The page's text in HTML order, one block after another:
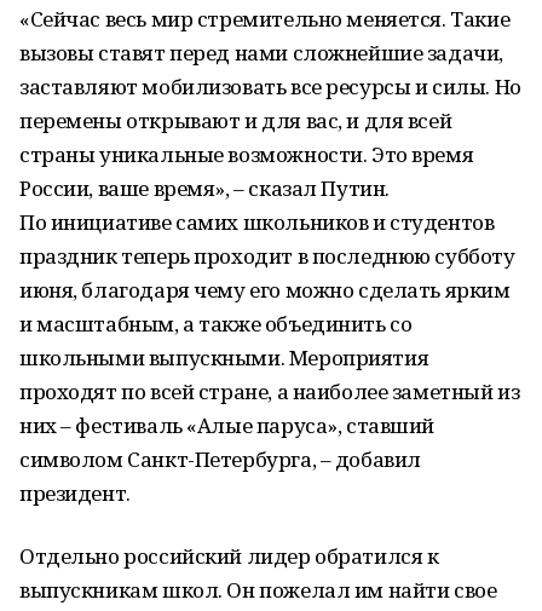
«Сейчас весь мир стремительно меняется. Такие
вызовы ставят перед нами сложнейшие задачи,
заставляют мобилизовать все ресурсы и силы. Но
перемены открывают и для вас, и для всей
страны уникальные возможности. Это время
России, ваше время», – сказал Путин.
По инициативе самих школьников и студентов
праздник теперь проходит в последнюю субботу
июня, благодаря чему его можно сделать ярким
и масштабным, а также объединить со
школьными выпускными. Мероприятия
проходят по всей стране, а наиболее заметный из
них – фестиваль «Алые паруса», ставший
символом Санкт-Петербурга, – добавил
президент.
Отдельно российский лидер обратился к
выпускникам школ. Он пожелал им найти свое